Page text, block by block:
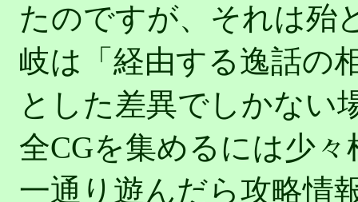
たのですが、それは殆
岐は「経由する逸話の
とした差異でしかない
全CGを集めるには少
一通り遊んだら攻略情